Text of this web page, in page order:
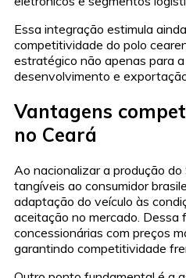
Essa integração estimula
competitividade do polo
estratégico não apenas para
desenvolvimento e
Vantagens
no Ceará
Ao nacionalizar a produção
tangíveis ao consumidor
adaptação do veículo às
aceitação no mercado. Dessa
concessionárias com preços
garantindo competitividade